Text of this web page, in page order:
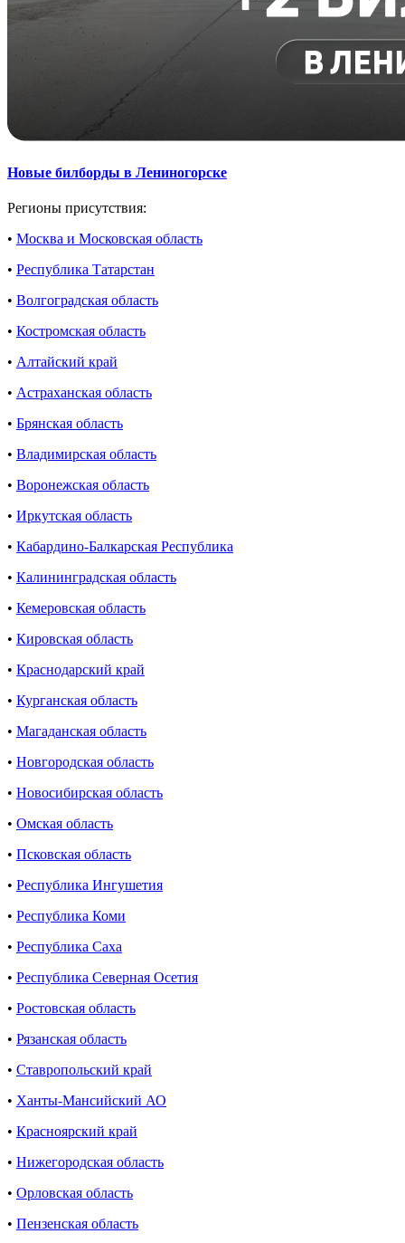
Новые билборды в Лениногорске
Регионы присутствия:
• Москва и Московская область
• Республика Татарстан
• Волгоградская область
• Костромская область
• Алтайский край
• Астраханская область
• Брянская область
• Владимирская область
• Воронежская область
• Иркутская область
• Кабардино-Балкарская Республика
• Калининградская область
• Кемеровская область
• Кировская область
• Краснодарский край
• Курганская область
• Магаданская область
• Новгородская область
• Новосибирская область
• Омская область
• Псковская область
• Республика Ингушетия
• Республика Коми
• Республика Саха
• Республика Северная Осетия
• Ростовская область
• Рязанская область
• Ставропольский край
• Ханты-Мансийский АО
• Красноярский край
• Нижегородская область
• Орловская область
• Пензенская область